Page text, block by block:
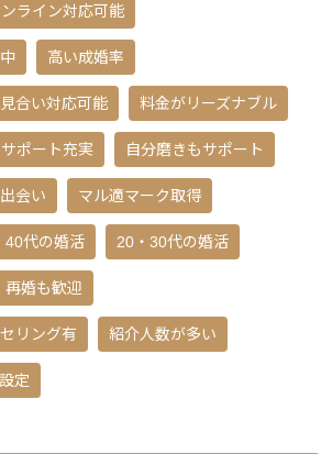
ライン対応可能
高い成婚率
合い対応可能 料金がリーズナブル
サポート充実 自分磨きもサポート
会い マル適マーク取得
40代の婚活 20・30代の婚活
再婚も歓迎
リング有 紹介人数が多い
定